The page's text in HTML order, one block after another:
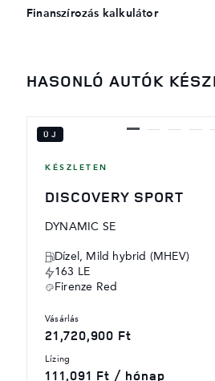
Finanszírozás kalkulátor
HASONLÓ AUTÓK
ÚJ
KÉSZLETEN
DISCOVERY SPORT
DYNAMIC SE
Dízel, Mild hybrid (MHEV)
163 LE
Firenze Red
vásárlás
21,720,900 Ft
lízing
111,091 Ft / hónap